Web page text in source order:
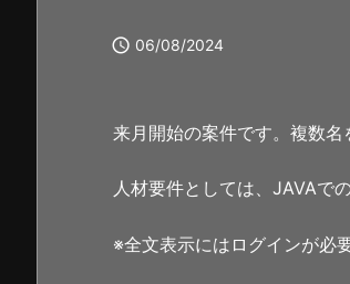
 06/08/2024
来月開始の案件です。複数名
人材要件としては、JAVAで
※全文表示にはログインが必要